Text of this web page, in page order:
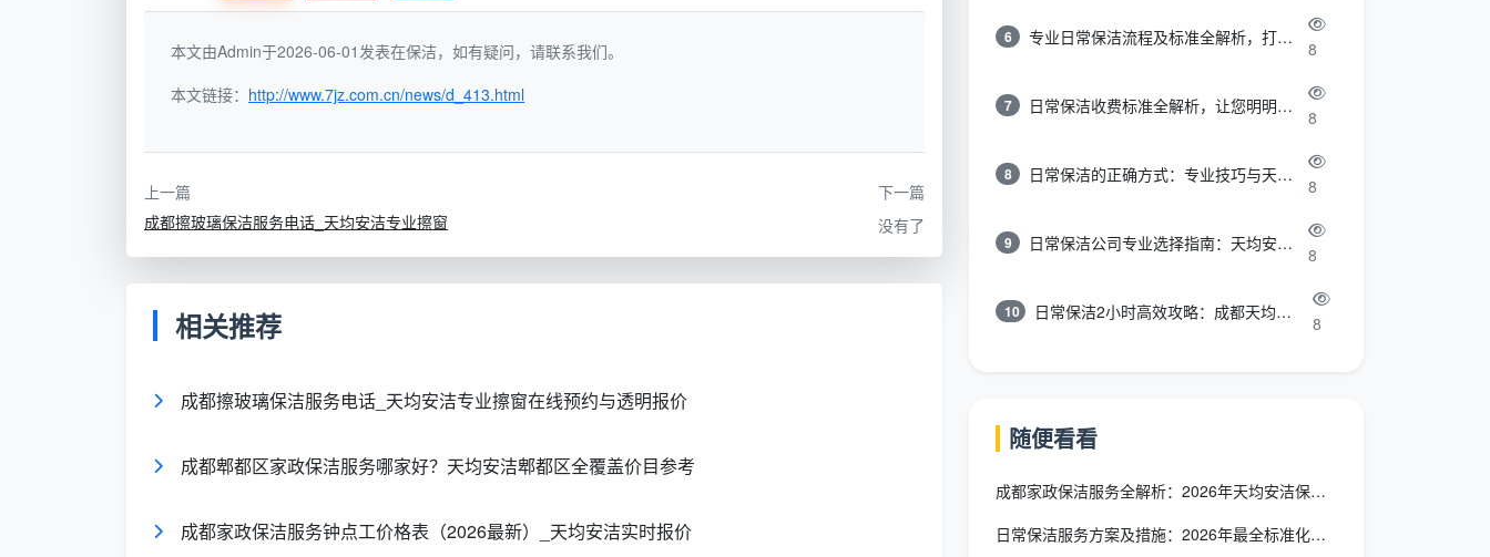
式
元/人·
深度保洁清洗
内㎡
厨房重油污拆解、卫生间霉渍水垢清除、全屋边角/开关/
开荒保洁清洗 8-13元
混纺）
理
布艺沙发清洗 元/座 40-60元
整体吸尘、局部污渍处理、专用布艺清洁剂免水洗或低水
洗
本文由Admin于2026-06-01发表在保洁，如有疑问，请联系我们。
本文链接： http://www.7jz.com.cn/news/d_413.html
上一篇
成都擦玻璃保洁服务电话_天均安洁专业擦窗
下一篇
没有了
相关推荐
成都擦玻璃保洁服务电话_天均安洁专业擦窗在线预约与透明报价
成都郫都区家政保洁服务哪家好？天均安洁郫都区全覆盖价目参考
成都家政保洁服务钟点工价格表（2026最新）_天均安洁实时报价
6 专业日常保洁流程及标准全解析，打造洁净舒适环境
8
7 日常保洁收费标准全解析，让您明明白白消费
8
8 日常保洁的正确方式：专业技巧与天均安洁保洁服务全解析
8
9 日常保洁公司专业选择指南：天均安洁保洁服务全解析
8
10 日常保洁2小时高效攻略：成都天均安洁保洁专业时间管理方案
8
随便看看
成都家政保洁服务全解析：2026年天均安洁保洁如何重新定义家
日常保洁服务方案及措施：2026年最全标准化作业指南，打造专